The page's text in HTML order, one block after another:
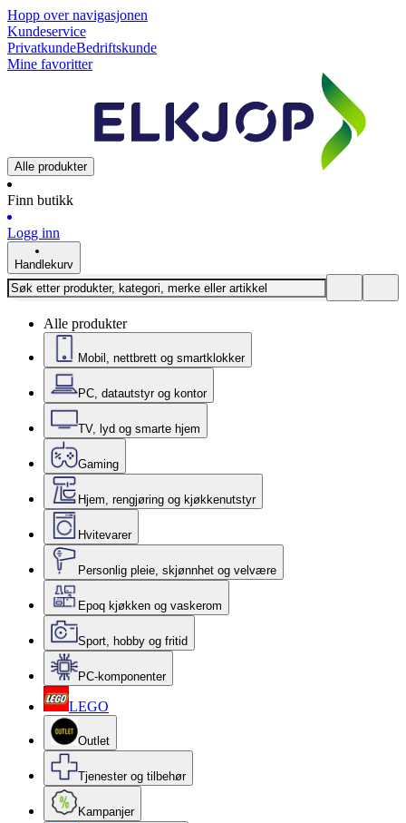
Hopp over navigasjonen
Kundeservice
PrivatkundeBedriftskunde
Mine favoritter
Alle produkter
Finn butikk
Logg inn
Handlekurv
Alle produkter
Mobil, nettbrett og smartklokker
PC, datautstyr og kontor
TV, lyd og smarte hjem
Gaming
Hjem, rengjøring og kjøkkenutstyr
Hvitevarer
Personlig pleie, skjønnhet og velvære
Epoq kjøkken og vaskerom
Sport, hobby og fritid
PC-komponenter
LEGO
Outlet
Tjenester og tilbehør
Kampanjer